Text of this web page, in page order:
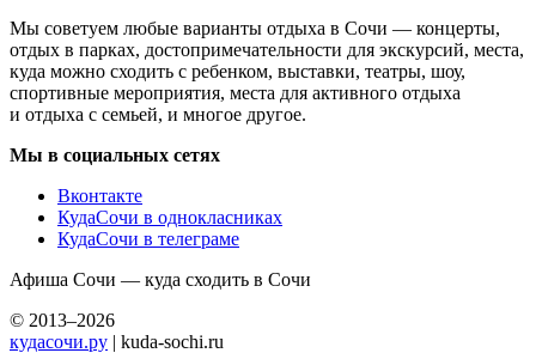
Мы советуем любые варианты отдыха в Сочи — концерты,
отдых в парках, достопримечательности для экскурсий, места,
куда можно сходить с ребенком, выставки, театры, шоу,
спортивные мероприятия, места для активного отдыха
и отдыха с семьей, и многое другое.
Мы в социальных сетях
Вконтакте
КудаСочи в однокласниках
КудаСочи в телеграме
Афиша Сочи — куда сходить в Сочи
© 2013–2026
кудасочи.ру | kuda-sochi.ru